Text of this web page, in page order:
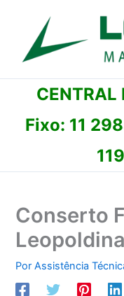
conteúdo
CENTRAL
Fixo: 11
Conserto
Leopoldina
PorAssistência